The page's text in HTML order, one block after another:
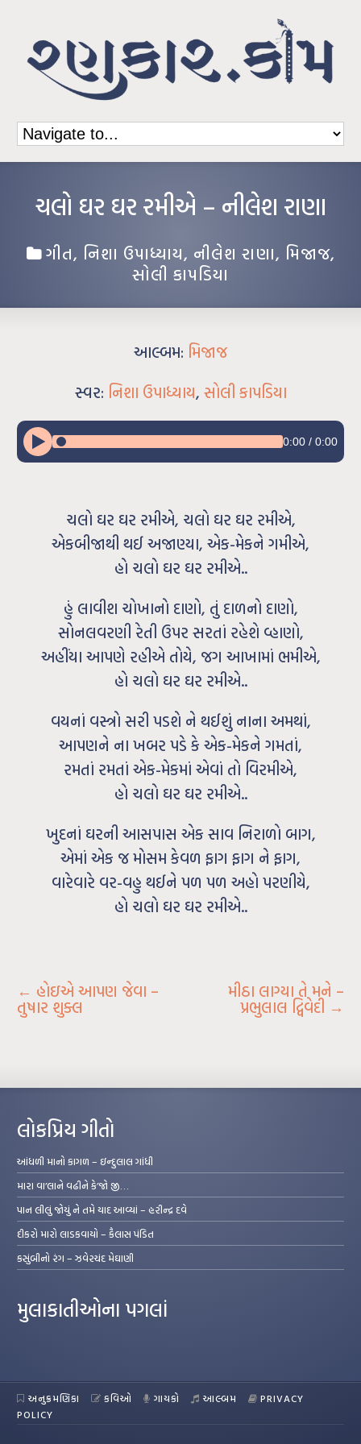
ચલો ઘર ઘર રમીએ – નીલેશ રાણા
ગીત, નિશા ઉપાધ્યાય, નીલેશ રાણા, મિજાજ,
સોલી કાપડિયા
આલ્બમ: મિજાજ
સ્વર: નિશા ઉપાધ્યાય, સોલી કાપડિયા
0:00/ 0:00
ચલો ઘર ઘર રમીએ, ચલો ઘર ઘર રમીએ,
એકબીજાથી થઈ અજાણ્યા, એક-મેકને ગમીએ,
હો ચલો ઘર ઘર રમીએ..
હું લાવીશ ચોખાનો દાણો, તું દાળનો દાણો,
સોનલવરણી રેતી ઉપર સરતાં રહેશે વ્હાણો,
અહીંયા આપણે રહીએ તોયે, જગ આખામાં ભમીએ,
હો ચલો ઘર ઘર રમીએ..
વયનાં વસ્ત્રો સરી પડશે ને થઈશું નાના અમથાં,
આપણને ના ખબર પડે કે એક-મેકને ગમતાં,
રમતાં રમતાં એક-મેકમાં એવાં તો વિરમીએ,
હો ચલો ઘર ઘર રમીએ..
ખુદનાં ઘરની આસપાસ એક સાવ નિરાળો બાગ,
એમાં એક જ મોસમ કેવળ ફાગ ફાગ ને ફાગ,
વારેવારે વર-વહુ થઈને પળ પળ અહો પરણીયે,
હો ચલો ઘર ઘર રમીએ..
← હોઇએ આપણ જેવા –
તુષાર શુક્લ
મીઠા લાગ્યા તે મને –
પ્રભુલાલ દ્વિવેદી →
લોકપ્રિય ગીતો
આંધળી માનો કાગળ – ઇન્દુલાલ ગાંધી
મારા વા’લાને વઢીને કે’જો જી…
પાન લીલું જોયું ને તમે યાદ આવ્યાં – હરીન્દ્ર દવે
દીકરો મારો લાડકવાયો – કૈલાસ પંડિત
કસુંબીનો રંગ – ઝવેરચંદ મેઘાણી
મુલાકાતીઓના પગલાં
અનુક્રમણિકા કવિઓ ગાયકો આલ્બમ
PRIVACY
POLICY